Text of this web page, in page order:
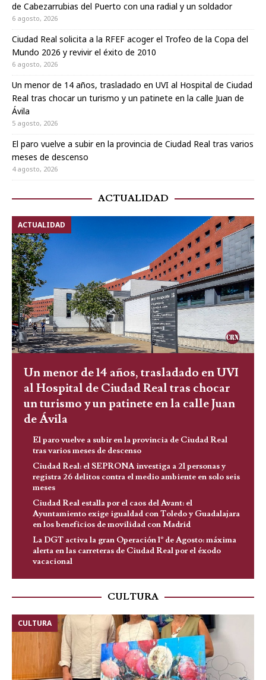
de Cabezarrubias del Puerto con una radial y un soldador
6 agosto, 2026
Ciudad Real solicita a la RFEF acoger el Trofeo de la Copa del
Mundo 2026 y revivir el éxito de 2010
6 agosto, 2026
Un menor de 14 años, trasladado en UVI al Hospital de Ciudad
Real tras chocar un turismo y un patinete en la calle Juan de
Ávila
5 agosto, 2026
El paro vuelve a subir en la provincia de Ciudad Real tras varios
meses de descenso
4 agosto, 2026
ACTUALIDAD
ACTUALIDAD
Un menor de 14 años, trasladado en UVI
al Hospital de Ciudad Real tras chocar
un turismo y un patinete en la calle Juan
de Ávila
El paro vuelve a subir en la provincia de Ciudad Real
tras varios meses de descenso
Ciudad Real: el SEPRONA investiga a 21 personas y
registra 26 delitos contra el medio ambiente en solo seis
meses
Ciudad Real estalla por el caos del Avant: el
Ayuntamiento exige igualdad con Toledo y Guadalajara
en los beneficios de movilidad con Madrid
La DGT activa la gran Operación 1º de Agosto: máxima
alerta en las carreteras de Ciudad Real por el éxodo
vacacional
CULTURA
CULTURA